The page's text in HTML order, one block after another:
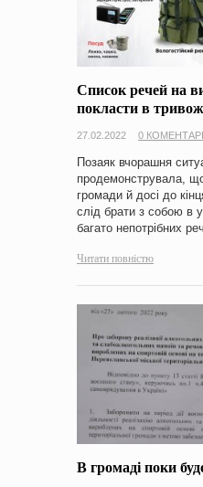
Список речей на
покласти в
27.02.2022 0
Позаяк вчорашня
продемонструвала,
громади й досі до
слід брати з собою в
багато непотрібних
Читати повністю
В громаді поки